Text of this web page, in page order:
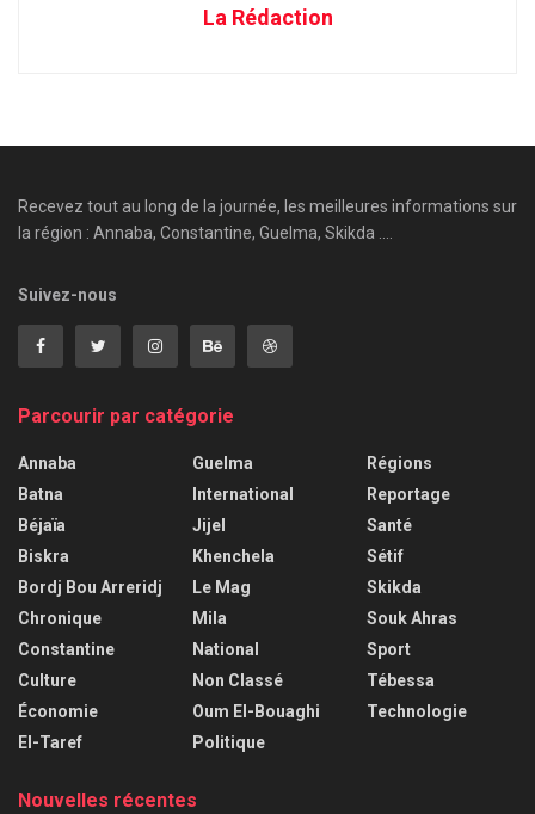
La Rédaction
Recevez tout au long de la journée, les meilleures informations sur
la région : Annaba, Constantine, Guelma, Skikda ....
Suivez-nous
Parcourir par catégorie
Annaba
Batna
Béjaïa
Biskra
Bordj Bou Arreridj
Chronique
Constantine
Culture
Économie
El-Taref
Guelma
International
Jijel
Khenchela
Le Mag
Mila
National
Non Classé
Oum El-Bouaghi
Politique
Régions
Reportage
Santé
Sétif
Skikda
Souk Ahras
Sport
Tébessa
Technologie
Nouvelles récentes